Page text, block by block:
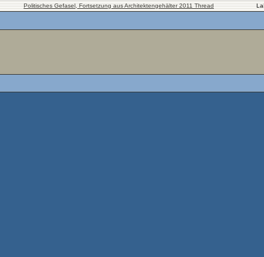
Politisches Gefasel, Fortsetzung aus Architektengehälter 2011 Thread